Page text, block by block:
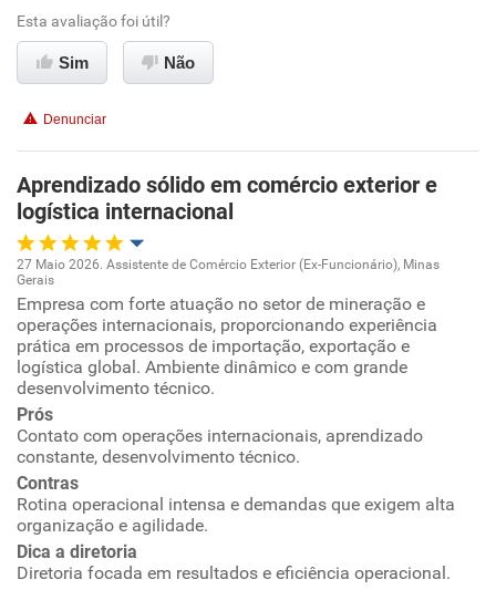
Benefícios
Recomenda esta empresa
Recomenda a diretoria
Esta avaliação foi útil?
Sim Não
Denunciar
Aprendizado sólido em comércio exterior e
logística internacional
Oportunidade de promoção
Ambiente de trabalho
Conciliação com a vida familiar
Benefícios
Recomenda esta empresa
Recomenda a diretoria
27 Maio 2026. Assistente de Comércio Exterior (Ex-Funcionário), Minas
Gerais
Empresa com forte atuação no setor de mineração e
operações internacionais, proporcionando experiência
prática em processos de importação, exportação e
logística global. Ambiente dinâmico e com grande
desenvolvimento técnico.
Prós
Contato com operações internacionais, aprendizado
constante, desenvolvimento técnico.
Contras
Rotina operacional intensa e demandas que exigem alta
organização e agilidade.
Dica a diretoria
Diretoria focada em resultados e eficiência operacional.